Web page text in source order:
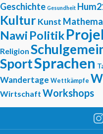
Geschichte Gesundheit
KulturKunst
Nawi Politik
Religion
SportSprachen
Wandertage Wettkämpfe
Wirtschaft Workshops